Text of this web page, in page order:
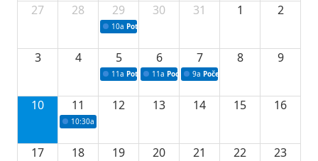
27
28 29
10a Potpisivanje ugovora sa neprofitnim
30 31 1 2
3 4 5
11a Potpisivanje ugovora o stipendijama za
6
11a Podrška razvoju vodne infrastrukture u
7
9a Početak izgradnje nove
8 9
10 11
10:30a
12 13 14 15 16
17 18 19 20 21 22 23